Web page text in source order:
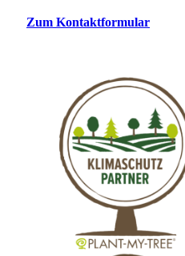
Zum Kontaktformular